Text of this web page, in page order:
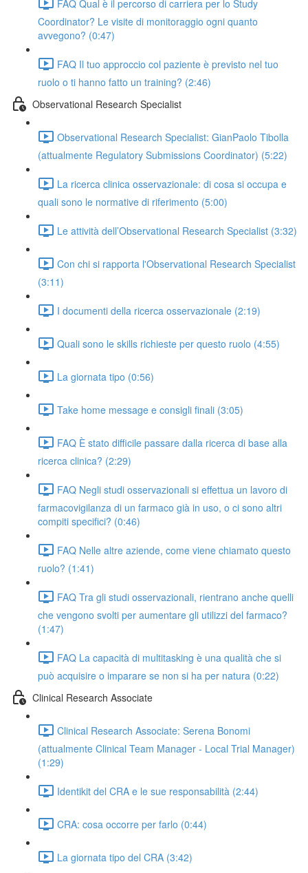
FAQ Qual è il percorso di carriera per lo Study
Coordinator? Le visite di monitoraggio ogni quanto
avvegono? (0:47)
FAQ Il tuo approccio col paziente è previsto nel tuo
ruolo o ti hanno fatto un training? (2:46)
Observational Research Specialist
Observational Research Specialist: GianPaolo Tibolla
(attualmente Regulatory Submissions Coordinator) (5:22)
La ricerca clinica osservazionale: di cosa si occupa e
quali sono le normative di riferimento (5:00)
Le attività dell’Observational Research Specialist (3:32)
Con chi si rapporta l'Observational Research Specialist
(3:11)
I documenti della ricerca osservazionale (2:19)
Quali sono le skills richieste per questo ruolo (4:55)
La giornata tipo (0:56)
Take home message e consigli finali (3:05)
FAQ È stato difficile passare dalla ricerca di base alla
ricerca clinica? (2:29)
FAQ Negli studi osservazionali si effettua un lavoro di
farmacovigilanza di un farmaco già in uso, o ci sono altri
compiti specifici? (0:46)
FAQ Nelle altre aziende, come viene chiamato questo
ruolo? (1:41)
FAQ Tra gli studi osservazionali, rientrano anche quelli
che vengono svolti per aumentare gli utilizzi del farmaco?
(1:47)
FAQ La capacità di multitasking è una qualità che si
può acquisire o imparare se non si ha per natura (0:22)
Clinical Research Associate
Clinical Research Associate: Serena Bonomi
(attualmente Clinical Team Manager - Local Trial Manager)
(1:29)
Identikit del CRA e le sue responsabilità (2:44)
CRA: cosa occorre per farlo (0:44)
La giornata tipo del CRA (3:42)